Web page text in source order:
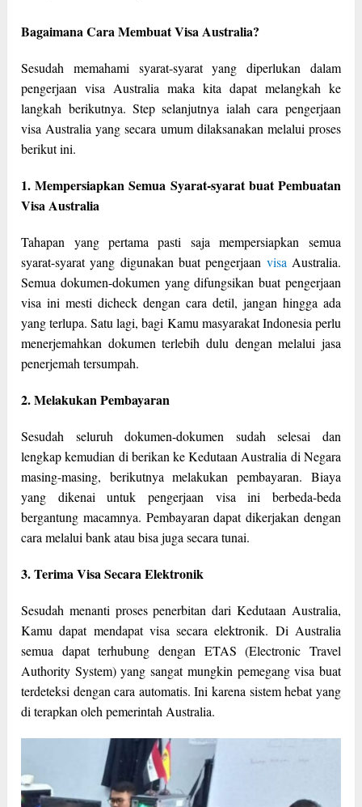
Bagaimana Cara Membuat Visa Australia?
Sesudah memahami syarat-syarat yang diperlukan dalam
pengerjaan visa Australia maka kita dapat melangkah ke
langkah berikutnya. Step selanjutnya ialah cara pengerjaan
visa Australia yang secara umum dilaksanakan melalui proses
berikut ini.
1. Mempersiapkan Semua Syarat-syarat buat Pembuatan
Visa Australia
Tahapan yang pertama pasti saja mempersiapkan semua
syarat-syarat yang digunakan buat pengerjaan visa Australia.
Semua dokumen-dokumen yang difungsikan buat pengerjaan
visa ini mesti dicheck dengan cara detil, jangan hingga ada
yang terlupa. Satu lagi, bagi Kamu masyarakat Indonesia perlu
menerjemahkan dokumen terlebih dulu dengan melalui jasa
penerjemah tersumpah.
2. Melakukan Pembayaran
Sesudah seluruh dokumen-dokumen sudah selesai dan
lengkap kemudian di berikan ke Kedutaan Australia di Negara
masing-masing, berikutnya melakukan pembayaran. Biaya
yang dikenai untuk pengerjaan visa ini berbeda-beda
bergantung macamnya. Pembayaran dapat dikerjakan dengan
cara melalui bank atau bisa juga secara tunai.
3. Terima Visa Secara Elektronik
Sesudah menanti proses penerbitan dari Kedutaan Australia,
Kamu dapat mendapat visa secara elektronik. Di Australia
semua dapat terhubung dengan ETAS (Electronic Travel
Authority System) yang sangat mungkin pemegang visa buat
terdeteksi dengan cara automatis. Ini karena sistem hebat yang
di terapkan oleh pemerintah Australia.